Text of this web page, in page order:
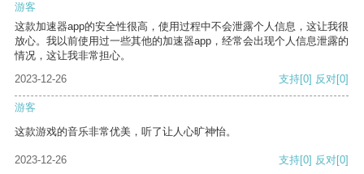
游客
这款加速器app的安全性很高，使用过程中不会泄露个人信息，这让我很
放心。我以前使用过一些其他的加速器app，经常会出现个人信息泄露的
情况，这让我非常担心。
2023-12-26
支持[0] 反对[0]
游客
这款游戏的音乐非常优美，听了让人心旷神怡。
2023-12-26 支持[0] 反对[0]